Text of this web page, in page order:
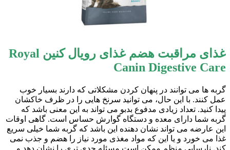
غذای مراقبت هضم غذای رویال کنین Royal
Canin Digestive Care
گربه ها می توانند در پنهان کردن مشکلاتی که دارند بسیار خوب
عمل کنند. با این حال، می توانید سرنخ هایی را در ظرف خاکشان
پیدا کنید. تعداد زیادی مدفوع بدبو می تواند به این معنی باشد که
گربه شما دارای معده و دستگاه گوارش حساس است. گاهی اوقات
این عارضه می تواند نشان دهنده این باشد که گربه شما خیلی سریع
غذا می خورد و یا این که مواد مغذی مورد نیاز را هضم و جذب نمی
کند. نارسایی منظم ممکن است مسئله جدی تری را نشان دهد و